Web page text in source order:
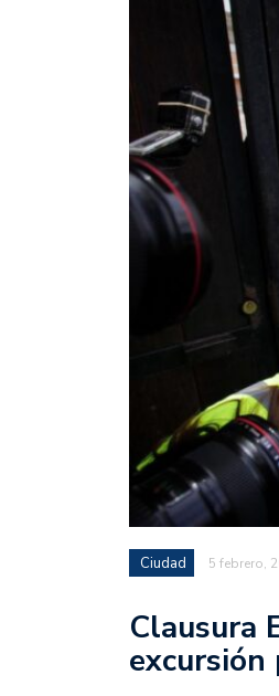
Ciudad 5 febrero,
Clausura
excursión